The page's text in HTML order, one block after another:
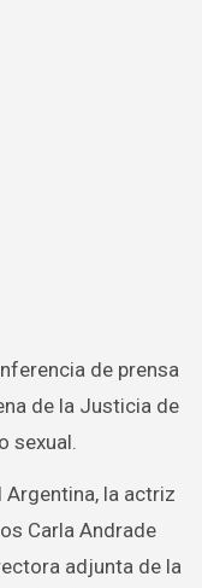
de la Justicia de
sexual.
Argentina, la actriz
Carla Andrade
adjunta de la